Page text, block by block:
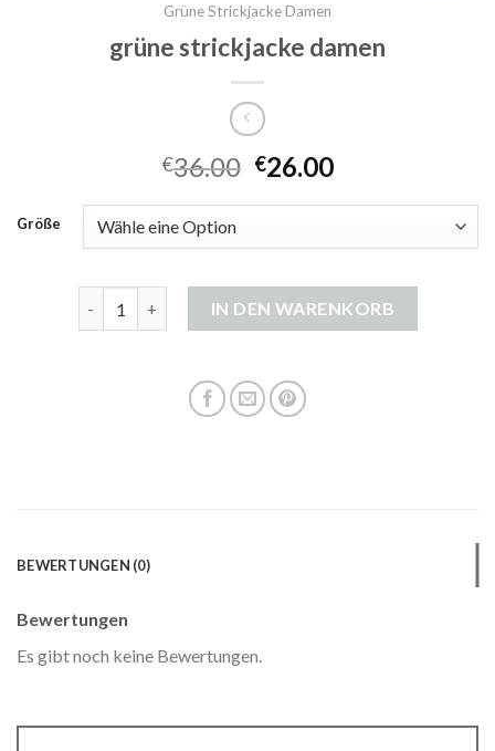
Grüne Strickjacke Damen
grüne strickjacke damen
€36.00 €26.00
Größe
IN DEN WARENKORB
BEWERTUNGEN (0)
Bewertungen
Es gibt noch keine Bewertungen.